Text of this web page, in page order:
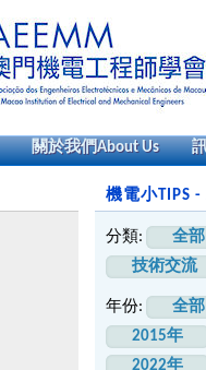
關於我們About Us
機電小TIPS
分類: 全部
技術交流
年份: 全部
2015年
2022年